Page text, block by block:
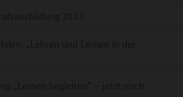
2023
„Lehren und Lernen in der
„Lernen begleiten“ – jetzt noch